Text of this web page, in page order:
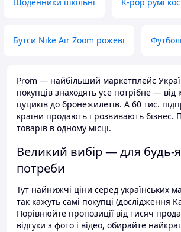
Бутси Nike Air Zoom рожеві
Prom — найбільший маркетплейс
покупців знаходять усе потрібне — від
цуциків до бронежилетів. А 60 тис.
країни продають і розвивають бізнес.
товарів в одному місці.
Великий вибір — для будь-
потреби
Тут найнижчі ціни серед українських
так кажуть самі покупці (дослідження
Порівнюйте пропозиції від тисяч
відгуки з фото і відео, обирайте